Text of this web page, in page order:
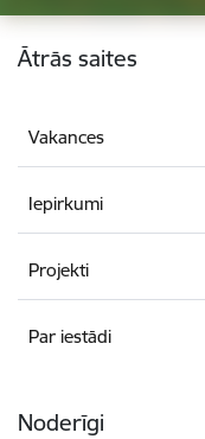
Kājene
Ātrās saites
Vakances
Iepirkumi
Projekti
Par iestādi
Noderīgi